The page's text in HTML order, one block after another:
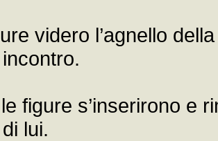
videro l’agnello della
s’inserirono e
lui.